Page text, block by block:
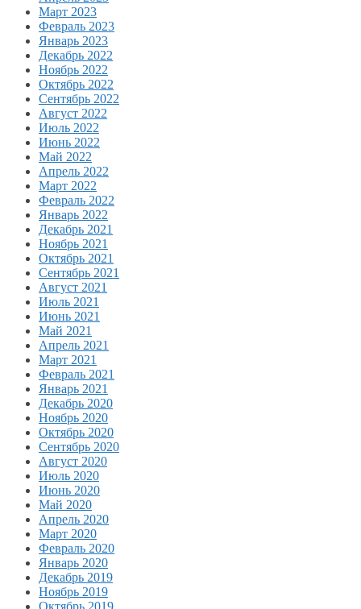
Март 2023
Февраль 2023
Январь 2023
Декабрь 2022
Ноябрь 2022
Октябрь 2022
Сентябрь 2022
Август 2022
Июль 2022
Июнь 2022
Май 2022
Апрель 2022
Март 2022
Февраль 2022
Январь 2022
Декабрь 2021
Ноябрь 2021
Октябрь 2021
Сентябрь 2021
Август 2021
Июль 2021
Июнь 2021
Май 2021
Апрель 2021
Март 2021
Февраль 2021
Январь 2021
Декабрь 2020
Ноябрь 2020
Октябрь 2020
Сентябрь 2020
Август 2020
Июль 2020
Июнь 2020
Май 2020
Апрель 2020
Март 2020
Февраль 2020
Январь 2020
Декабрь 2019
Ноябрь 2019
Октябрь 2019